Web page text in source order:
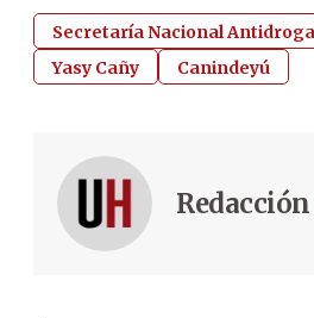
Secretaría Nacional
Yasy Cañy
Canindeyú